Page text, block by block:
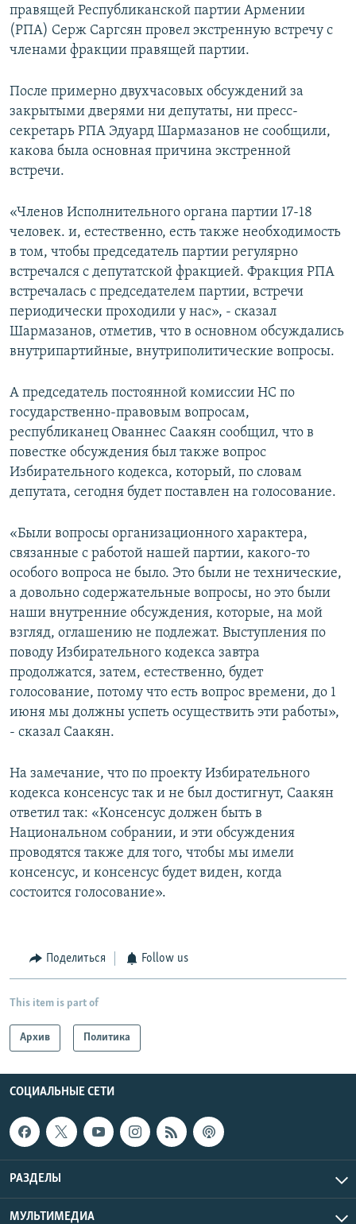
правящей Республиканской партии Армении
(РПА) Серж Саргсян провел экстренную встречу с
членами фракции правящей партии.
После примерно двухчасовых обсуждений за
закрытыми дверями ни депутаты, ни пресс-
секретарь РПА Эдуард Шармазанов не сообщили,
какова была основная причина экстренной
встречи.
«Членов Исполнительного органа партии 17-18
человек. и, естественно, есть также необходимость
в том, чтобы председатель партии регулярно
встречался с депутатской фракцией. Фракция РПА
встречалась с председателем партии, встречи
периодически проходили у нас», - сказал
Шармазанов, отметив, что в основном обсуждались
внутрипартийные, внутриполитические вопросы.
А председатель постоянной комиссии НС по
государственно-правовым вопросам,
республиканец Ованнес Саакян сообщил, что в
повестке обсуждения был также вопрос
Избирательного кодекса, который, по словам
депутата, сегодня будет поставлен на голосование.
«Были вопросы организационного характера,
связанные с работой нашей партии, какого-то
особого вопроса не было. Это были не технические,
а довольно содержательные вопросы, но это были
наши внутренние обсуждения, которые, на мой
взгляд, оглашению не подлежат. Выступления по
поводу Избирательного кодекса завтра
продолжатся, затем, естественно, будет
голосование, потому что есть вопрос времени, до 1
июня мы должны успеть осуществить эти работы»,
- сказал Саакян.
На замечание, что по проекту Избирательного
кодекса консенсус так и не был достигнут, Саакян
ответил так: «Консенсус должен быть в
Национальном собрании, и эти обсуждения
проводятся также для того, чтобы мы имели
консенсус, и консенсус будет виден, когда
состоится голосование».
Поделиться Follow us
This item is part of
Архив Политика
СОЦИАЛЬНЫЕ СЕТИ
РАЗДЕЛЫ
МУЛЬТИМЕДИА